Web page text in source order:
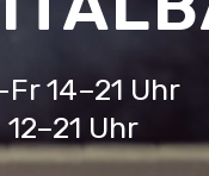
14–21 Uhr
Uhr